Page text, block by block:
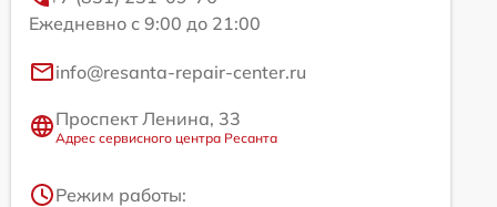
Ежедневно с 9:00 до 21:00
info@resanta-repair-center.ru
Проспект Ленина, 33
Адрес сервисного центра Ресанта
Режим работы: